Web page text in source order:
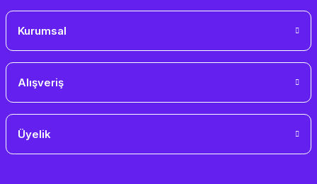
Kurumsal
Alışveriş
Üyelik